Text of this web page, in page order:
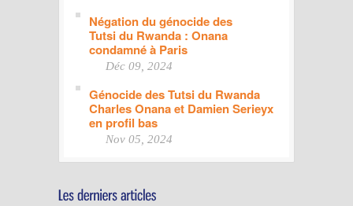
Négation du génocide des
Tutsi du Rwanda : Onana
condamné à Paris
Déc 09, 2024
Génocide des Tutsi du Rwanda
Charles Onana et Damien Serieyx
en profil bas
Nov 05, 2024